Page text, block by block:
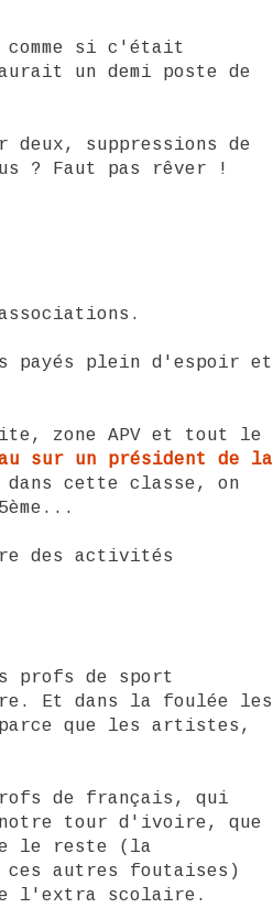
comme si c'était
un demi poste de
deux, suppressions de
? Faut pas rêver !
payés plein d'espoir et
zone APV et tout le
sur un président de la
cette classe, on
des activités
profs de sport
Et dans la foulée les
que les artistes,
de français, qui
notre tour d'ivoire, que
le reste (la
autres foutaises)
l'extra scolaire.